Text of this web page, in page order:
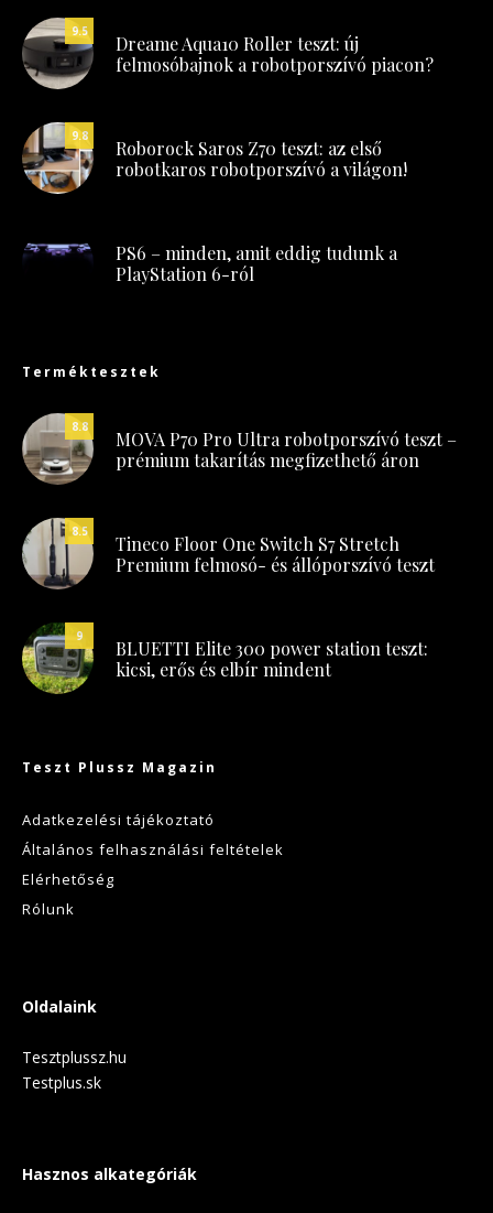
9.5
Dreame Aqua10 Roller teszt: új
felmosóbajnok a robotporszívó piacon?
9.8
Roborock Saros Z70 teszt: az első
robotkaros robotporszívó a világon!
PS6 – minden, amit eddig tudunk a
PlayStation 6-ról
Terméktesztek
8.8
MOVA P70 Pro Ultra robotporszívó teszt –
prémium takarítás megfizethető áron
8.5
Tineco Floor One Switch S7 Stretch
Premium felmosó- és állóporszívó teszt
9
BLUETTI Elite 300 power station teszt:
kicsi, erős és elbír mindent
Teszt Plussz Magazin
Adatkezelési tájékoztató
Általános felhasználási feltételek
Elérhetőség
Rólunk
Oldalaink
Tesztplussz.hu
Testplus.sk
Hasznos alkategóriák